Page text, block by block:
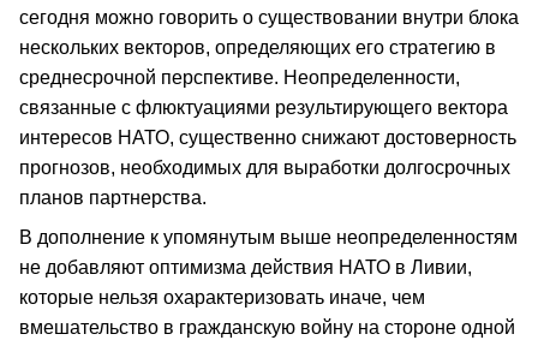
сегодня можно говорить о существовании внутри блока
нескольких векторов, определяющих его стратегию в
среднесрочной перспективе. Неопределенности,
связанные с флюктуациями результирующего вектора
интересов НАТО, существенно снижают достоверность
прогнозов, необходимых для выработки долгосрочных
планов партнерства.
В дополнение к упомянутым выше неопределенностям
не добавляют оптимизма действия НАТО в Ливии,
которые нельзя охарактеризовать иначе, чем
вмешательство в гражданскую войну на стороне одной